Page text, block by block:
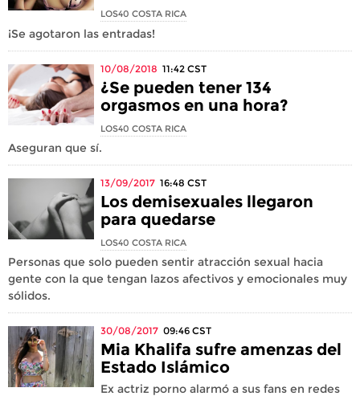
LOS40 COSTA RICA
¡Se agotaron las entradas!
10/08/2018 11:42 CST
¿Se pueden tener 134
orgasmos en una hora?
LOS40 COSTA RICA
Aseguran que sí.
13/09/2017 16:48 CST
Los demisexuales llegaron
para quedarse
LOS40 COSTA RICA
Personas que solo pueden sentir atracción sexual hacia
gente con la que tengan lazos afectivos y emocionales muy
sólidos.
30/08/2017 09:46 CST
Mia Khalifa sufre amenzas del
Estado Islámico
Ex actriz porno alarmó a sus fans en redes